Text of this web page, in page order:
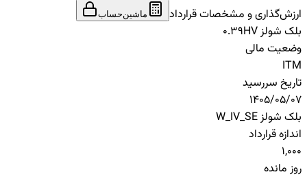
ارزش‌گذاری و مشخصات قرارداد
ماشین‌حساب
بلک شولز HV
0.39
وضعیت مالی
ITM
تاریخ سررسید
1405/05/07
بلک شولز W_IV_SE
اندازه قرارداد
1,000
روز مانده